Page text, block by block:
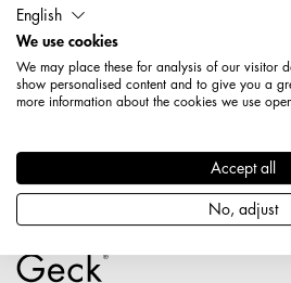
Verchromt -; ArtNr alt:
Artikelnummer:
Nettogewicht: 0,352 kg
Keine Varianten verfügbar
English
We use cookies
We may place these for analysis of our visitor
show personalised content and to give you a
more information about the cookies we use
Accept all
No, adjust